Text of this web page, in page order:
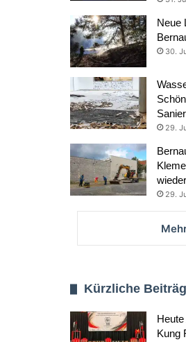
Neue
30.
29.
29.
Kürzliche
Kung